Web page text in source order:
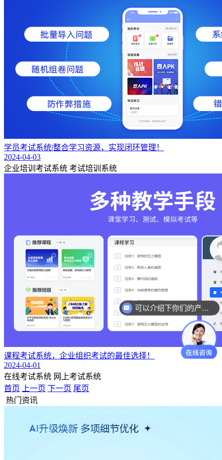
学员考试系统|整合学习资源，实现闭环管理！
2024-04-03
企业培训考试系统 考试培训系统
课程考试系统，企业组织考试的最佳选择！
2024-04-01
在线考试系统 网上考试系统
首页
上一页 下一页 尾页
热门资讯
可以介绍下你们的产品么？